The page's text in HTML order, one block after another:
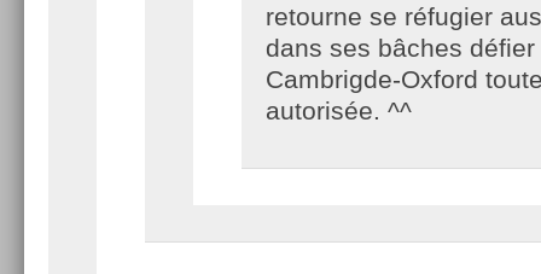
retourne se réfugier
dans ses bâches
Cambrigde-Oxford
autorisée. ^^